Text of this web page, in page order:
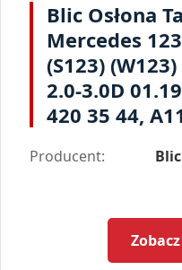
Blic Osłona
Mercedes
(S123)
2.0-3.0D
420 35 44,
Producent: Blic